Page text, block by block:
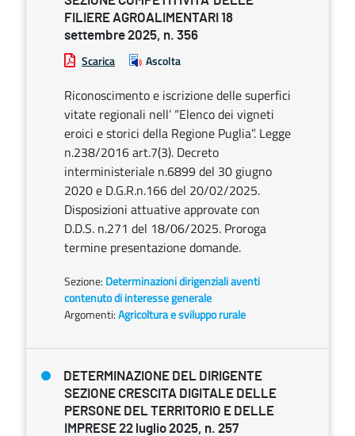
FILIERE AGROALIMENTARI 18
settembre 2025, n. 356
Scarica Ascolta
Riconoscimento e iscrizione delle superfici
vitate regionali nell’ “Elenco dei vigneti
eroici e storici della Regione Puglia”. Legge
n.238/2016 art.7(3). Decreto
interministeriale n.6899 del 30 giugno
2020 e D.G.R.n.166 del 20/02/2025.
Disposizioni attuative approvate con
D.D.S. n.271 del 18/06/2025. Proroga
termine presentazione domande.
Sezione: Determinazioni dirigenziali aventi
contenuto di interesse generale
Argomenti:Agricoltura e sviluppo rurale
DETERMINAZIONE DEL DIRIGENTE
SEZIONE CRESCITA DIGITALE DELLE
PERSONE DEL TERRITORIO E DELLE
IMPRESE 22 luglio 2025, n. 257